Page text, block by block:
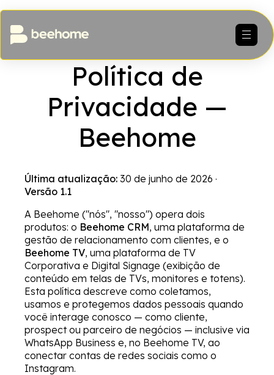
Política de
Privacidade —
Beehome
Última atualização: 30 de junho de 2026 ·
Versão 1.1
A Beehome ("nós", "nosso") opera dois
produtos: o Beehome CRM, uma plataforma de
gestão de relacionamento com clientes, e o
Beehome TV, uma plataforma de TV
Corporativa e Digital Signage (exibição de
conteúdo em telas de TVs, monitores e totens).
Esta política descreve como coletamos,
usamos e protegemos dados pessoais quando
você interage conosco — como cliente,
prospect ou parceiro de negócios — inclusive via
WhatsApp Business e, no Beehome TV, ao
conectar contas de redes sociais como o
Instagram.